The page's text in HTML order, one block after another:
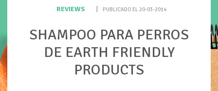
REVIEWS PUBLICADO EL 20-03-2014
SHAMPOO PARA PERROS
DE EARTH FRIENDLY
PRODUCTS